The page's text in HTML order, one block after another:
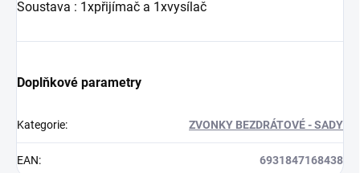
Soustava : 1xpřijímač a 1xvysílač
Doplňkové parametry
Kategorie: ZVONKY BEZDRÁTOVÉ - SADY
EAN: 6931847168438